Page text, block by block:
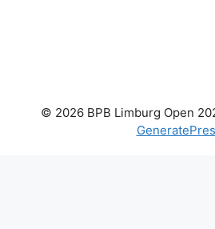
© 2026 BPB Limburg Open